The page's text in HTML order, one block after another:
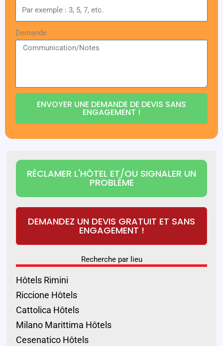
Demande
ENVOYER UNE DEMANDE DE DEVIS SANS
ENGAGEMENT !
RÉCLAMER L'HÔTEL ET/OU SIGNALER UN
PROBLÈME
DEMANDEZ UN DEVIS GRATUIT ET SANS
ENGAGEMENT !
Recherche par lieu
Hôtels Rimini
Riccione Hôtels
Cattolica Hôtels
Milano Marittima Hôtels
Cesenatico Hôtels